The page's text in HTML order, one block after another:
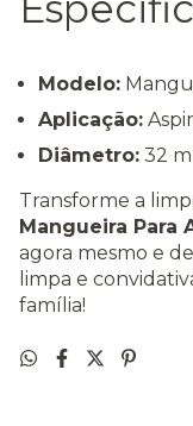
Modelo:
Aplicação:
Diâmetro: 32
Transforme a
Mangueira Para
agora mesmo e
limpa e
família!